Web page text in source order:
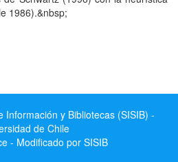
1986).&nbsp;
Información y Bibliotecas (SISIB) -
de Chile
- Modificado por SISIB